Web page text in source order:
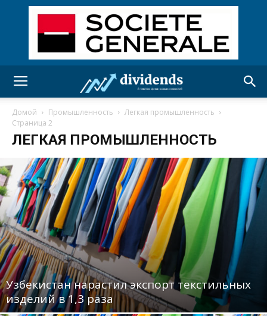
Домой Промышленность
Легкая промышленность
Страница 2
ЛЕГКАЯ ПРОМЫШЛЕННОСТЬ
Узбекистан нарастил экспорт текстильных
изделий в 1,3 раза